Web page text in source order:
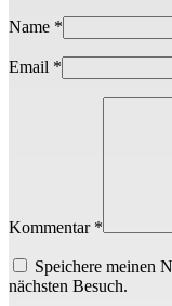
Name *
Email *
Kommentar *
Speichere meinen
nächsten Besuch.